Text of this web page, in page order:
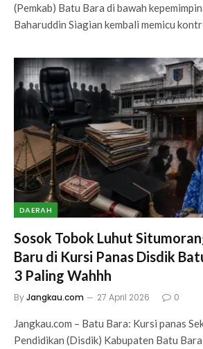
(Pemkab) Batu Bara di bawah
Baharuddin Siagian kembali memicu
DAERAH
Sosok Tobok Luhut
Baru di Kursi Panas Disdik
3 Paling Wahhh
ByJangkau.com 27 April 2026 0
Jangkau.com – Batu Bara: Kursi panas
Pendidikan (Disdik) Kabupaten Batu